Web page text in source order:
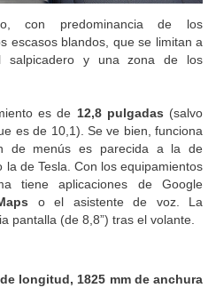
con predominancia de los
escasos blandos, que se limitan a
salpicadero y una zona de los
es de 12,8 pulgadas (salvo
es de 10,1). Se ve bien, funciona
de menús es parecida a la de
de Tesla. Con los equipamientos
tiene aplicaciones de Google
o el asistente de voz. La
pantalla (de 8,8”) tras el volante.
longitud, 1825 mm de anchura